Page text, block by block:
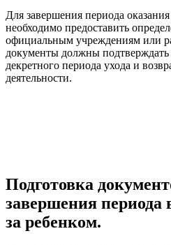
Для завершения периода
необходимо предоставить
официальным учреждениям или
документы должны
декретного периода ухода и
деятельности.
Подготовка
завершения периода
за ребенком.